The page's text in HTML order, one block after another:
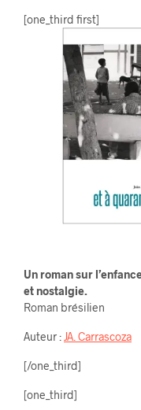
[one_third first]
Un roman sur
et nostalgie.
Roman brésilien
Auteur :JA. Carrascoza
[/one_third]
[one_third]